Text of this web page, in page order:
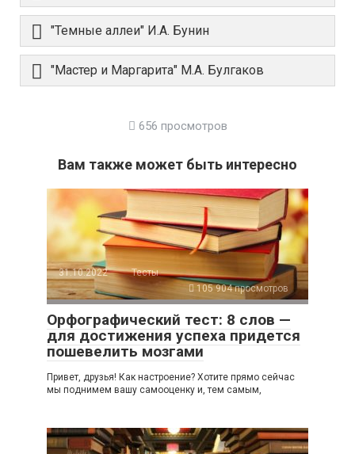
"Темные аллеи" И.А. Бунин
"Мастер и Маргарита" М.А. Булгаков
656 просмотров
Вам также может быть интересно
31.10.2022
Тесты
105 904 просмотров
Орфографический тест: 8 слов —
для достижения успеха придется
пошевелить мозгами
Привет, друзья! Как настроение? Хотите прямо сейчас
мы поднимем вашу самооценку и, тем самым,